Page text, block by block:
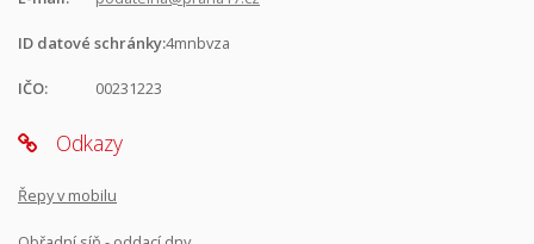
ID datové schránky:4mnbvza
IČO: 00231223
Odkazy
Řepy v mobilu